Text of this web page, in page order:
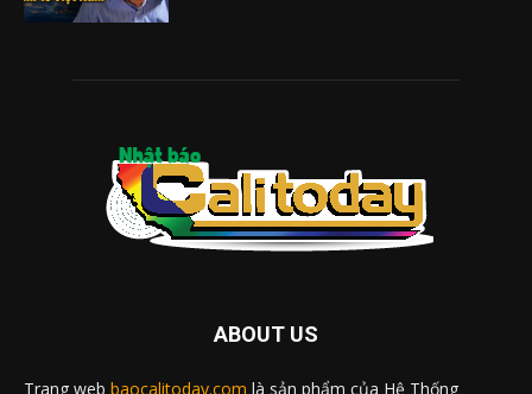
ABOUT US
Trang web baocalitoday.com là sản phẩm của Hệ Thống